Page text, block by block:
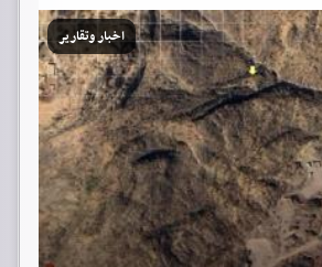
اخبار وتقارير